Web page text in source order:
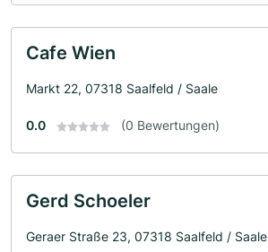
Cafe Wien
Markt 22, 07318 Saalfeld / Saale
0.0 (0 Bewertungen)
Gerd Schoeler
Geraer Straße 23, 07318 Saalfeld / Saale